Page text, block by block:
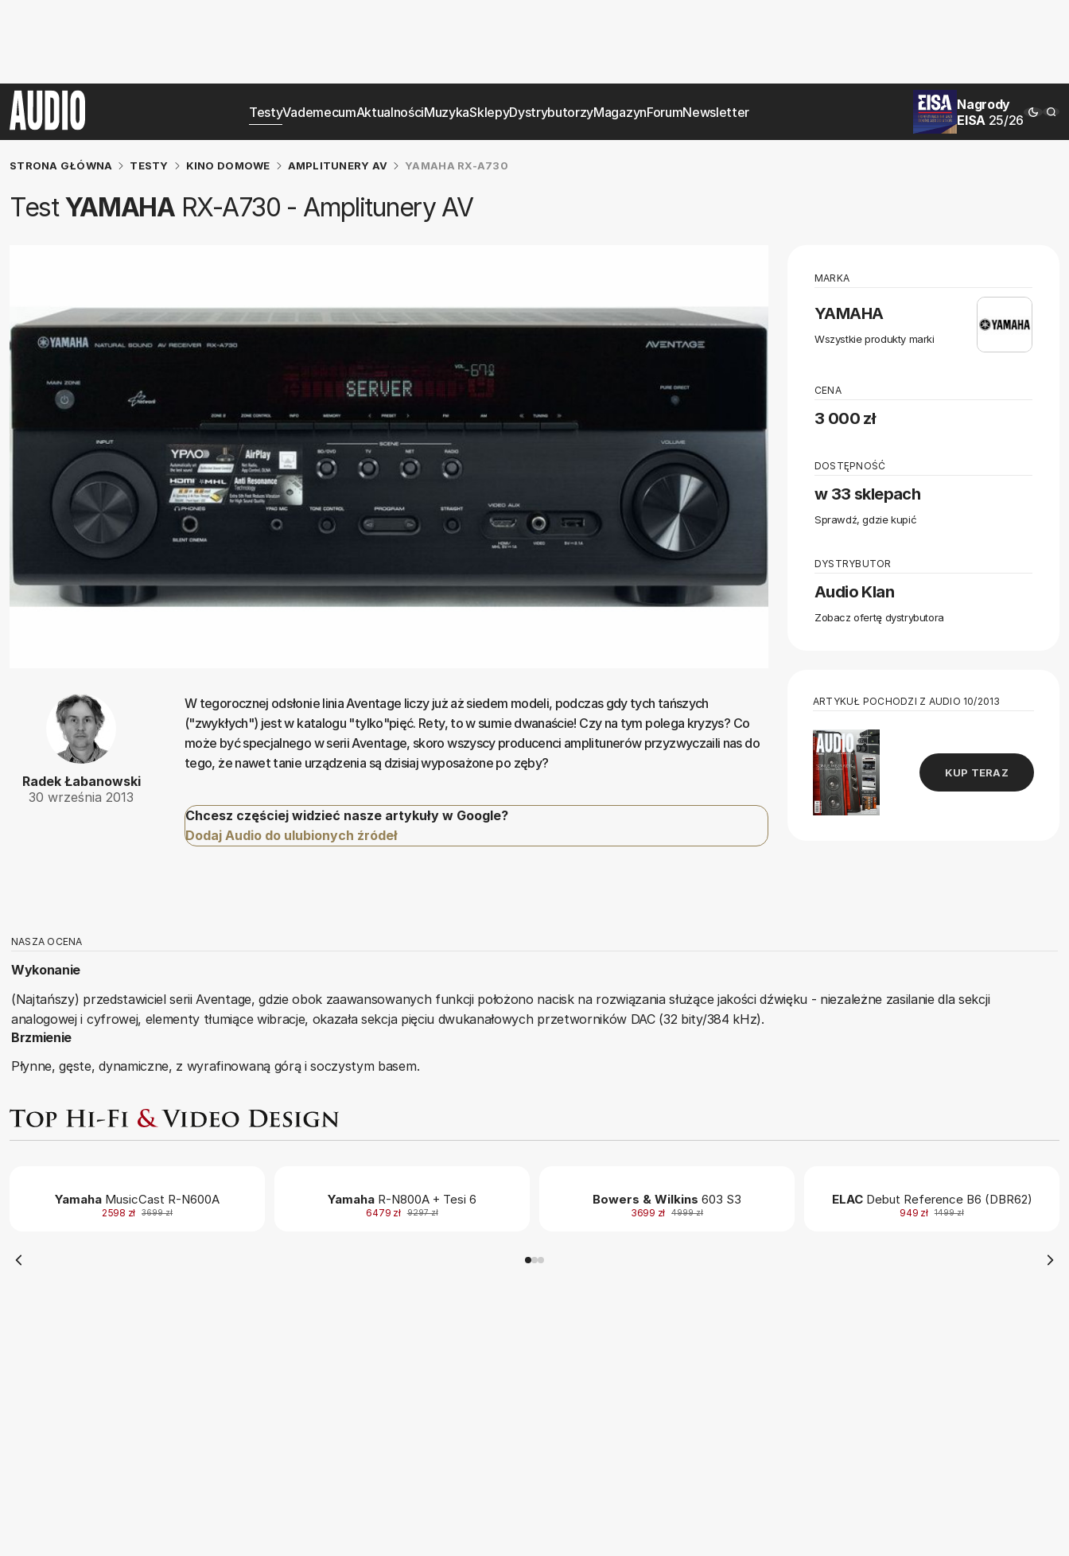
TestyVademecumAktualnościMuzykaSklepyDystrybutorzyMagazynForumNewsletter
Nagrody
EISA 25/26
STRONA GŁÓWNA TESTY KINO DOMOWE AMPLITUNERY AV YAMAHA RX-A730
TestYAMAHARX-A730 - Amplitunery AV
Radek Łabanowski
30 września 2013
W tegorocznej odsłonie linia Aventage liczy już aż siedem modeli, podczas gdy tych tańszych
("zwykłych") jest w katalogu "tylko"pięć. Rety, to w sumie dwanaście! Czy na tym polega kryzys? Co
może być specjalnego w serii Aventage, skoro wszyscy producenci amplitunerów przyzwyczaili nas do
tego, że nawet tanie urządzenia są dzisiaj wyposażone po zęby?
Chcesz częściej widzieć nasze artykuły w Google?
Dodaj Audio do ulubionych źródeł
MARKA
YAMAHA
Wszystkie produkty marki
CENA
3 000 zł
DOSTĘPNOŚĆ
w 33 sklepach
Sprawdź, gdzie kupić
DYSTRYBUTOR
Audio Klan
Zobacz ofertę dystrybutora
ARTYKUŁ POCHODZI Z AUDIO 10/2013
KUP TERAZ
NASZA OCENA
Wykonanie
(Najtańszy) przedstawiciel serii Aventage, gdzie obok zaawansowanych funkcji położono nacisk na rozwiązania służące jakości dźwięku - niezależne zasilanie dla sekcji
analogowej i cyfrowej, elementy tłumiące wibracje, okazała sekcja pięciu dwukanałowych przetworników DAC (32 bity/384 kHz).
Brzmienie
Płynne, gęste, dynamiczne, z wyrafinowaną górą i soczystym basem.
Yamaha MusicCast R-N600A
2598 zł 3699 zł
Yamaha R-N800A + Tesi 6
6479 zł 9297 zł
Bowers & Wilkins 603 S3
3699 zł 4999 zł
ELACDebut Reference B6 (DBR62)
949 zł 1499 zł